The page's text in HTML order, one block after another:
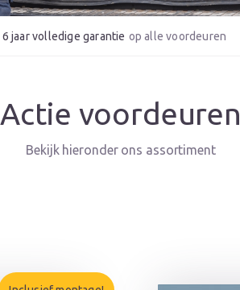
6 jaar volledige garantie
Actie voordeuren